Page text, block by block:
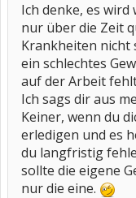
Ich denke, es wird
nur über die Zeit
Krankheiten nicht
ein schlechtes
auf der Arbeit
Ich sags dir aus
Keiner, wenn du
erledigen und es
du langfristig
sollte die eigene
nur die eine.